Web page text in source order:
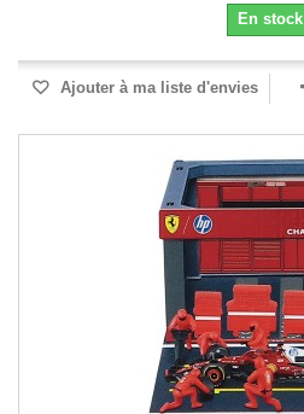
En stock
Ajouter à ma liste d'envies